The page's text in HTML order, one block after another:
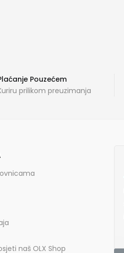
Pouzećem
prilikom preuzimanja
naš OLX Shop